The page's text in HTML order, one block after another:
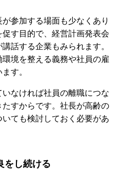
参加する場面も少なくあり
す目的で、経営計画発表会
話する企業もみられます。
境を整える義務や社員の雇
す。
なければ社員の離職につな
すからです。社長が高齢の
ても検討しておく必要があ
をし続ける